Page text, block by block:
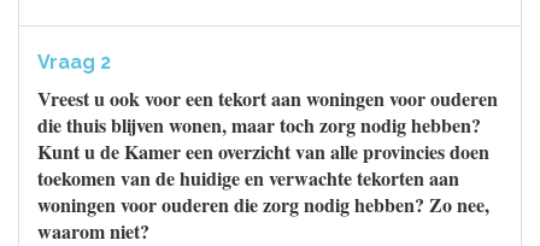
Vraag 2
Vreest u ook voor een tekort aan woningen voor ouderen
die thuis blijven wonen, maar toch zorg nodig hebben?
Kunt u de Kamer een overzicht van alle provincies doen
toekomen van de huidige en verwachte tekorten aan
woningen voor ouderen die zorg nodig hebben? Zo nee,
waarom niet?